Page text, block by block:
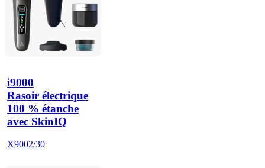
i9000
Rasoir électrique
100 % étanche
avec SkinIQ
X9002/30